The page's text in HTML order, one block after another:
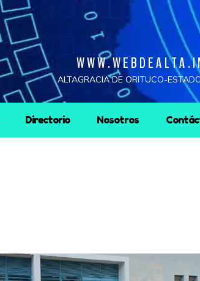
ALTAGRACIA DE ORITUCO-
Directorio Nosotros